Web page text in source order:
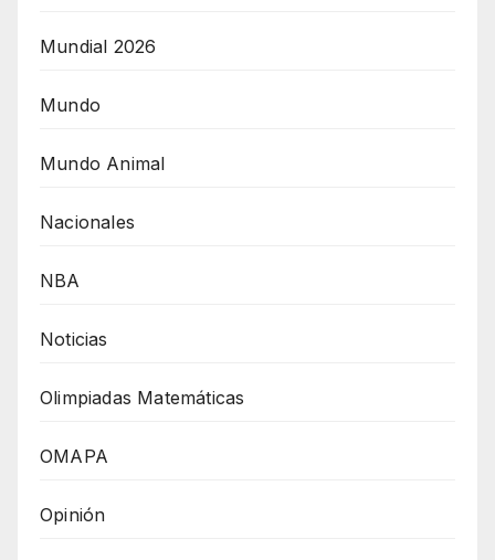
Mundial 2026
Mundo
Mundo Animal
Nacionales
NBA
Noticias
Olimpiadas Matemáticas
OMAPA
Opinión